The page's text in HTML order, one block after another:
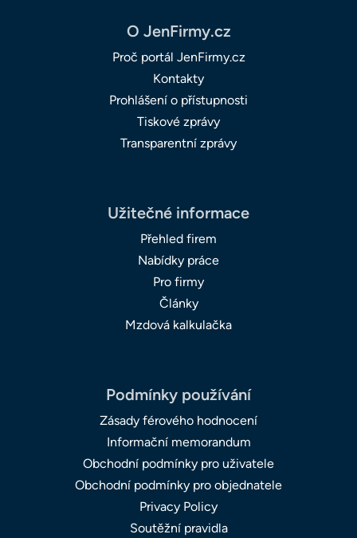
O JenFirmy.cz
Proč portál JenFirmy.cz
Kontakty
Prohlášení o přístupnosti
Tiskové zprávy
Transparentní zprávy
Užitečné informace
Přehled firem
Nabídky práce
Pro firmy
Články
Mzdová kalkulačka
Podmínky používání
Zásady férového hodnocení
Informační memorandum
Obchodní podmínky pro uživatele
Obchodní podmínky pro objednatele
Privacy Policy
Soutěžní pravidla